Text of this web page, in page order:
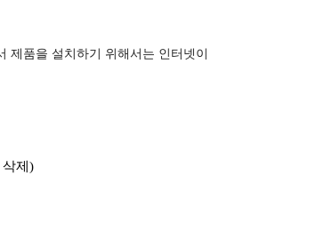
제품을 설치하기 위해서는 인터넷이
삭제)